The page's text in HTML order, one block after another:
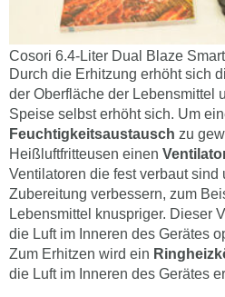
Cosori 6.4-Liter Dual Blaze
Durch die Erhitzung erhöht sich
der Oberfläche der Lebensmittel
Speise selbst erhöht sich. Um
Feuchtigkeitsaustausch zu
Heißluftfritteusen einen
Ventilatoren die fest verbaut sind
Zubereitung verbessern, zum
Lebensmittel knuspriger. Dieser
die Luft im Inneren des Gerätes
Zum Erhitzen wird ein
die Luft im Inneren des Gerätes